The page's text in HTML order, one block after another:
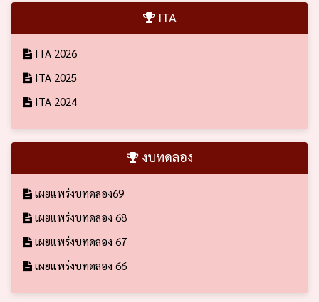
ITA
ITA 2026
ITA 2025
ITA 2024
งบทดลอง
เผยแพร่งบทดลอง69
เผยแพร่งบทดลอง 68
เผยแพร่งบทดลอง 67
เผยแพร่งบทดลอง 66